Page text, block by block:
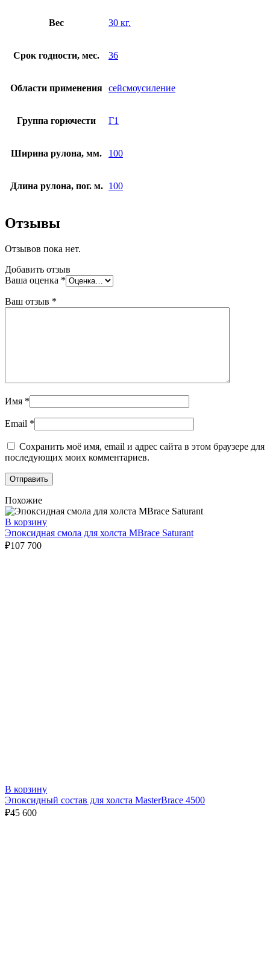
Вес 30 кг.
Срок годности, мес. 36
Области применения сейсмоусиление
Группа горючести Г1
Ширина рулона, мм. 100
Длина рулона, пог. м. 100
Отзывы
Отзывов пока нет.
Добавить отзыв
Ваша оценка *
Ваш отзыв *
Имя *
Email *
Сохранить моё имя, email и адрес сайта в этом браузере для
последующих моих комментариев.
Похожие
В корзину
Эпоксидная смола для холста MBrace Saturant
₽107 700
В корзину
Эпоксидный состав для холста MasterBrace 4500
₽45 600